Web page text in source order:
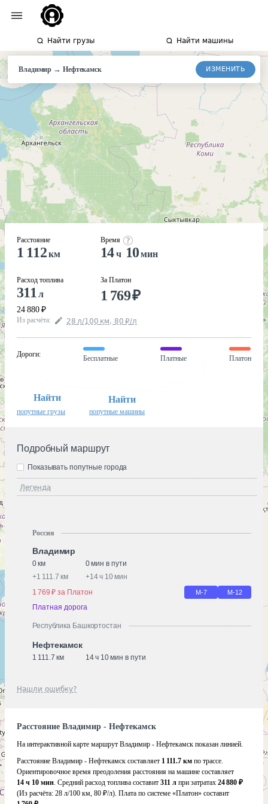
Найти грузы Найти машины
Владимир → Нефтекамск ИЗМЕНИТЬ
Расстояние
1 112км
Расход топлива
311 л
24 880 ₽
Время
14ч 10 мин
За Платон
1 769₽
Из расчёта: 28 л/100 км, 80 ₽/л
Дороги:
Бесплатные Платные Платон
Найти
попутные грузы
Найти
попутные машины
Подробный маршрут
Легенда
Показывать попутные города
Россия
Владимир
0 км
0 мин в пути
+1 111.7 км +14 ч 10 мин
1 769 ₽ за Платон
М-7 М-12
Платная дорога
Республика Башкортостан
Нефтекамск
1 111.7 км 14 ч 10 мин в пути
Нашли ошибку?
Расстояние Владимир - Нефтекамск
На интерактивной карте маршрут Владимир - Нефтекамск показан линией.
Расстояние Владимир - Нефтекамск составляет 1 111.7 км по трассе.
Ориентировочное время преодоления расстояния на машине составляет
14 ч 10 мин. Средний расход топлива составит 311 л при затратах 24 880 ₽
(Из расчёта: 28 л/100 км, 80 ₽/л). Плата по системе «Платон» составит